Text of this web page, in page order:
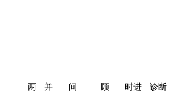
两台并排小间前多位顾客同时进行诊断